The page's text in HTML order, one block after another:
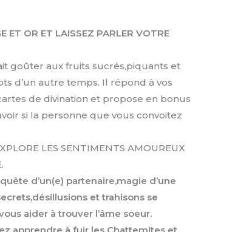
ET OR ET LAISSEZ PARLER VOTRE
goûter aux fruits sucrés,piquants et
d’un autre temps. Il répond à vos
de divination et propose en bonus
si la personne que vous convoitez
LES SENTIMENTS AMOUREUX
d’un(e) partenaire,magie d’une
et trahisons se
aider à trouver l’âme soeur.
apprendre à fuir les Chattemites et